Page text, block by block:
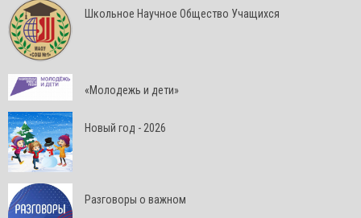
Школьное Научное Общество Учащихся
«Молодежь и дети»
Новый год - 2026
Разговоры о важном